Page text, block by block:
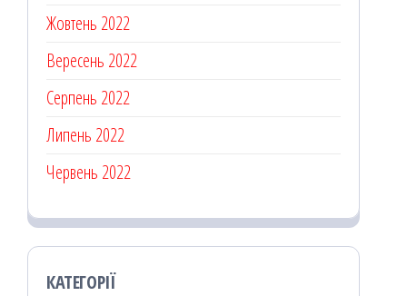
Жовтень 2022
Вересень 2022
Серпень 2022
Липень 2022
Червень 2022
КАТЕГОРІЇ